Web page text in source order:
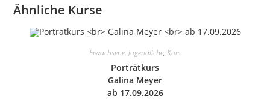
Ähnliche Kurse
Erwachsene, Jugendliche, Kurs
Por­trät­kurs
Galina Meyer
ab 17.09.2026